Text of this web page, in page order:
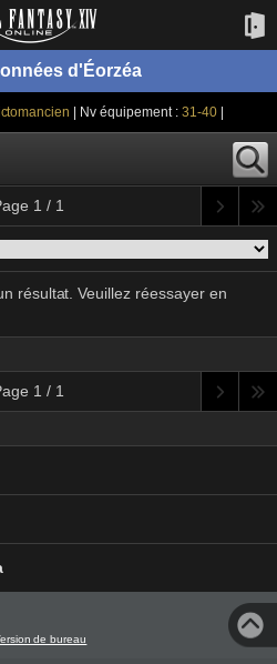
d'Éorzéa
| Nv équipement :31-40
1 / 1
résultat. Veuillez réessayer en
1 / 1
de bureau